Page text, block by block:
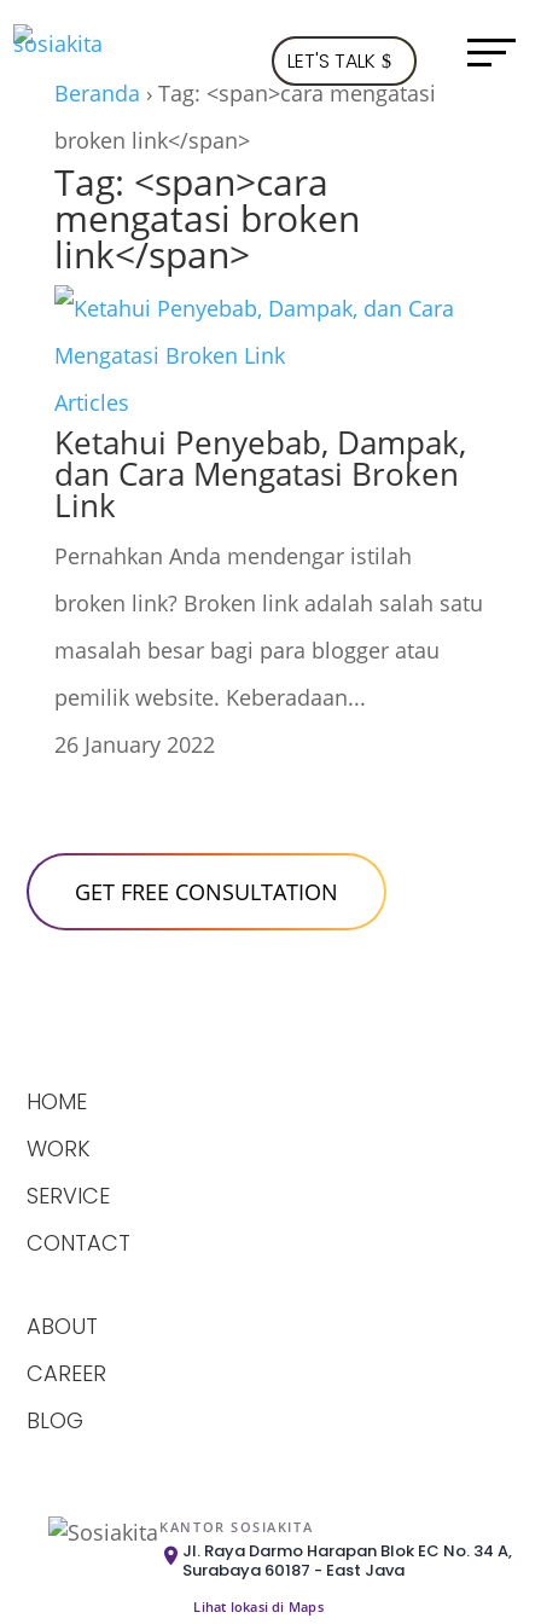
LET'S TALK
Beranda › Tag: <span>cara mengatasi
broken link</span>
Tag: <span>cara
mengatasi broken
link</span>
Articles
Ketahui Penyebab, Dampak,
dan Cara Mengatasi Broken
Link
Pernahkan Anda mendengar istilah
broken link? Broken link adalah salah satu
masalah besar bagi para blogger atau
pemilik website. Keberadaan...
26 January 2022
HOME
WORK
SERVICE
CONTACT
ABOUT
CAREER
BLOG
KANTOR SOSIAKITA
Jl. Raya Darmo Harapan Blok EC No. 34 A,
Surabaya 60187 - East Java
Lihat lokasi di Maps